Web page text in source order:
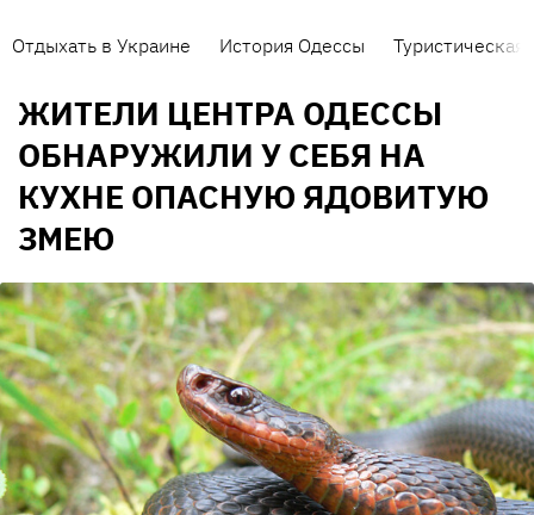
Отдыхать в Украине История Одессы Туристическая
ЖИТЕЛИ ЦЕНТРА ОДЕССЫ
ОБНАРУЖИЛИ У СЕБЯ НА
КУХНЕ ОПАСНУЮ ЯДОВИТУЮ
ЗМЕЮ